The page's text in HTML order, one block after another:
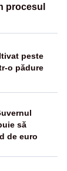
procesul
peste
o pădure
să
de euro